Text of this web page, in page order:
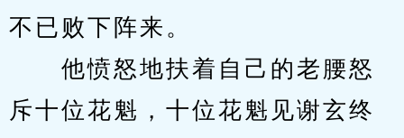
不已败下阵来。
他愤怒地扶着自己的老腰怒
斥十位花魁，十位花魁见谢玄终